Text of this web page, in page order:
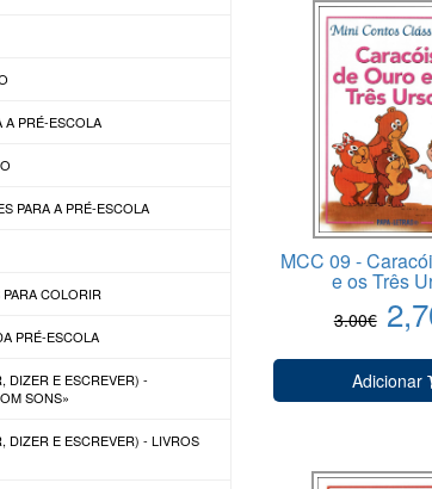
A PRÉ-ESCOLA
PARA A PRÉ-ESCOLA
COLORIR
PRÉ-ESCOLA
DIZER E ESCREVER) -
SONS»
DIZER E ESCREVER) - LIVROS
MCC 09 -
e os Três
3.00€
Adicionar